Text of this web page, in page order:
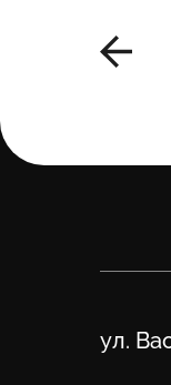
Адрес
ул.